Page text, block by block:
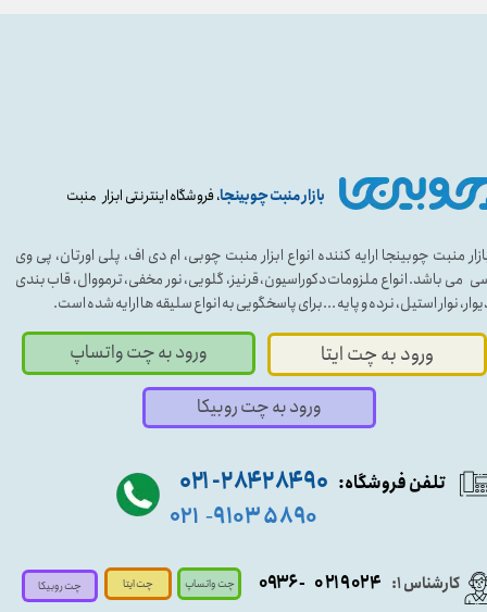
بازار منبت چوبینجا، فروشگاه اینترنتی ابزار منبت
منبت چوبینجا ارایه کننده انواع ابزار منبت چوبی، ام دی اف، پلی اورتان، پی وی
می باشد. انواع ملزومات دکوراسیون، قرنیز، گلویی، نور مخفی، ترمووال، قاب بندی
نوار استیل، نرده و پایه ...برای پاسخگویی به انواع سلیقه ها ارایه شده است.
کارشناس ۱: ۰۲۱۹۰۲۴ - ۰۹۳۶
ورود به چت ایتا ورود به چت واتساپ
تلفن فروشگاه: ۹۰ ۲۸۴ ۲۸۴- ۰۲۱
۵۸۹۰ ۹۱۰۳ -۰۲۱
ورود به چت روبیکا
چت واتساپ چت ایتا چت روبیکا